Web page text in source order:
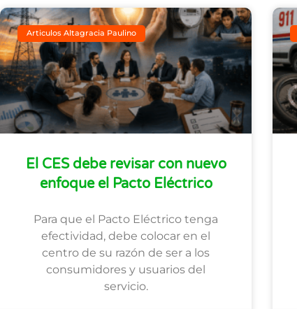
Articulos Altagracia Paulino
El CES debe revisar con nuevo
enfoque el Pacto Eléctrico
Para que el Pacto Eléctrico tenga
efectividad, debe colocar en el
centro de su razón de ser a los
consumidores y usuarios del
servicio.